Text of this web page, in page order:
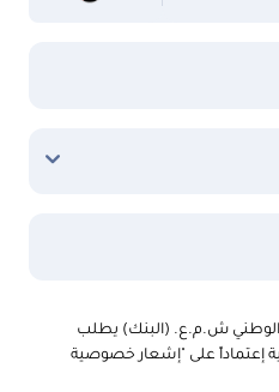
الوطني ش.م.ع. (البنك) يطلب
إعتماداً على "إشعار خصوصية